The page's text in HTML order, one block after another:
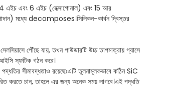
4 এইচ এবং 6 এইচ (হেক্সাগোনাল) এবং 15 আর
মধ্যে decomposes।সিলিকন-কার্বন দ্বিস্তর
পৌঁছে যায়, তখন পাউডারটি উচ্চ তাপমাত্রায় গ্যাসে
স্ফটিক গঠন করে।
সীমাবদ্ধতাও রয়েছেঃএটি তুলনামূলকভাবে কঠিন SiC
করতে চান, তাহলে এর জন্য অনেক সময় লাগবে।এই পদ্ধতি